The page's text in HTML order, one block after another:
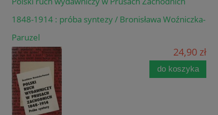
1848-1914 : próba syntezy / Bronisława Woźniczka-
Paruzel
24,90 zł
do koszyka